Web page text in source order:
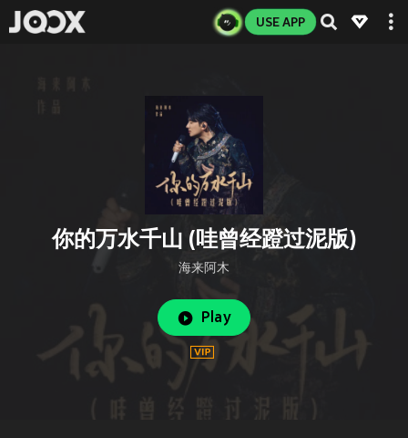
USE APP
你的万水千山 (哇曾经蹬过泥版)
海来阿木
Play